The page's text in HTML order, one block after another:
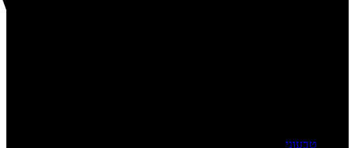
טבעוני